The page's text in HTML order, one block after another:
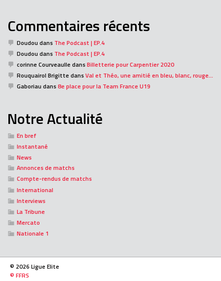
Commentaires récents
Doudou dans The Podcast | EP.4
Doudou dans The Podcast | EP.4
corinne CourveaulledansBilletterie pour Carpentier 2020
Rouquairol BrigittedansVal et Théo, une amitié en bleu, blanc, rouge…
Gaboriau dans8e place pour la Team France U19
Notre Actualité
En bref
Instantané
News
Annonces de matchs
Compte-rendus de matchs
International
Interviews
La Tribune
Mercato
Nationale 1
© 2026 Ligue Elite
© FFRS